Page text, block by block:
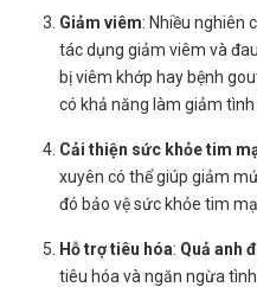
Giảm viêm: Nhiều nghiên
tác dụng giảm viêm và
bị viêm khớp hay bệnh
có khả năng làm giảm
Cải thiện sức khỏe tim
xuyên có thể giúp giảm
đó bảo vệ sức khỏe tim
Hỗ trợ tiêu hóa: Quả anh
tiêu hóa và ngăn ngừa